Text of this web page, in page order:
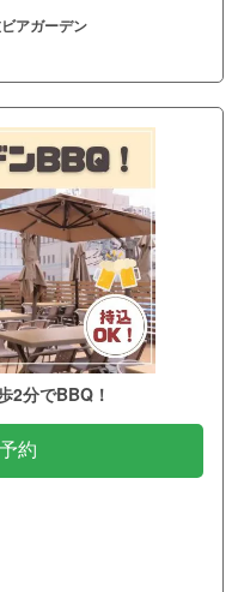
アガーデン
2分でBBQ！
約